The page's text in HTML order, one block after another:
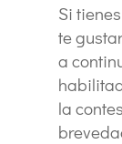
Si
te
a
la